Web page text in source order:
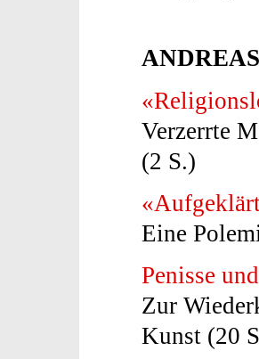
Verzerrte
(2 S.)
Eine
Penisse
Zur
Kunst (20